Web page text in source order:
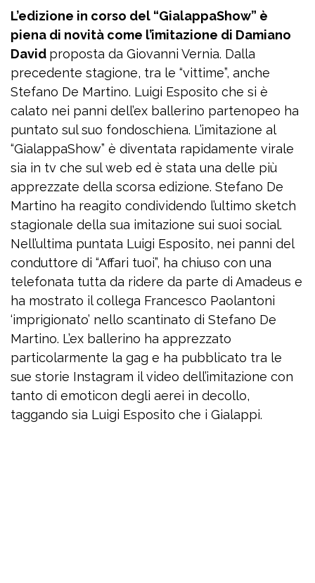
L’edizione in corso del “GialappaShow” è
piena di novità come l’imitazione di Damiano
David proposta da Giovanni Vernia. Dalla
precedente stagione, tra le “vittime”, anche
Stefano De Martino. Luigi Esposito che si è
calato nei panni dell’ex ballerino partenopeo ha
puntato sul suo fondoschiena. L’imitazione al
“GialappaShow” è diventata rapidamente virale
sia in tv che sul web ed è stata una delle più
apprezzate della scorsa edizione. Stefano De
Martino ha reagito condividendo l’ultimo sketch
stagionale della sua imitazione sui suoi social.
Nell’ultima puntata Luigi Esposito, nei panni del
conduttore di “Affari tuoi”, ha chiuso con una
telefonata tutta da ridere da parte di Amadeus e
ha mostrato il collega Francesco Paolantoni
‘imprigionato’ nello scantinato di Stefano De
Martino. L’ex ballerino ha apprezzato
particolarmente la gag e ha pubblicato tra le
sue storie Instagram il video dell’imitazione con
tanto di emoticon degli aerei in decollo,
taggando sia Luigi Esposito che i Gialappi.